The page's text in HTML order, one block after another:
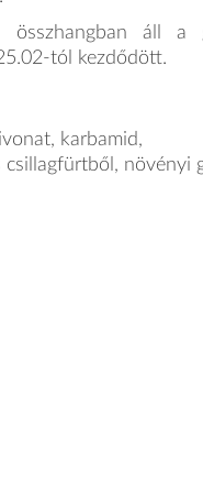
összhangban áll a
tól kezdődött.
karbamid,
csillagfürtből, növényi